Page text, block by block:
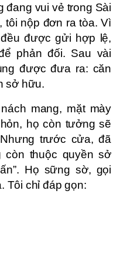
đang vui vẻ trong Sài
tôi nộp đơn ra tòa. Vì
được gửi hợp lệ,
phản đối. Sau vài
được đưa ra: căn
sở hữu.
mang, mặt mày
họ còn tưởng sẽ
trước cửa, đã
còn thuộc quyền sở
Họ sững sờ, gọi
Tôi chỉ đáp gọn: